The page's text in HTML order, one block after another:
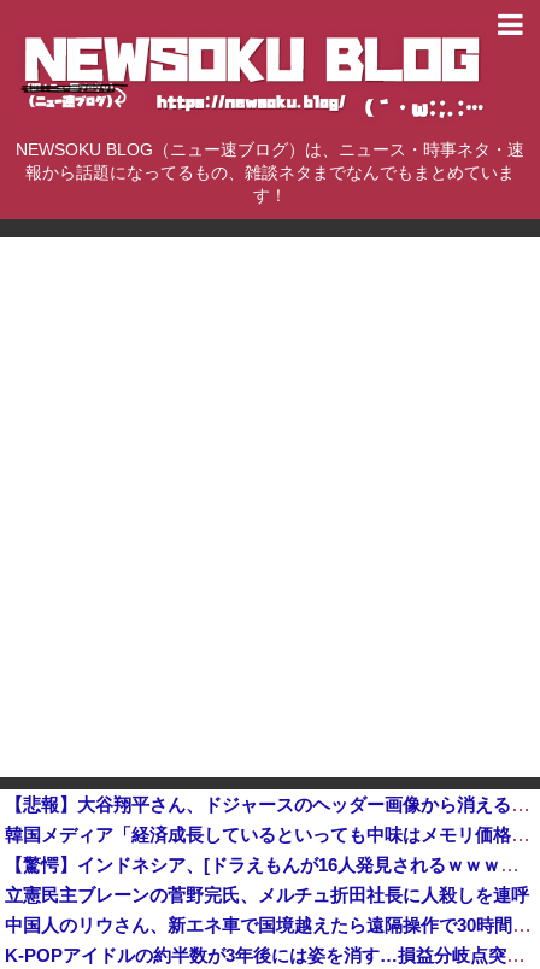
NEWSOKU BLOG（ニュー速ブログ）は、ニュース・時事ネタ・速
報から話題になってるもの、雑談ネタまでなんでもまとめていま
す！
【悲報】大谷翔平さん、ドジャースのヘッダー画像から消えるｗｗｗｗｗｗｗｗｗｗｗｗｗｗｗ他
韓国メディア「経済成長しているといっても中味はメモリ価格だけ。雇用増加見通しが半減してしまった」……韓国の内需不況は根強い状況っすね
【驚愕】インドネシア、[ドラえもんが16人発見されるｗｗｗｗｗｗｗｗｗ
立憲民主ブレーンの菅野完氏、メルチュ折田社長に人殺しを連呼
中国人のリウさん、新エネ車で国境越えたら遠隔操作で30時間ロックされる！
K-POPアイドルの約半数が3年後には姿を消す…損益分岐点突破は4％未満